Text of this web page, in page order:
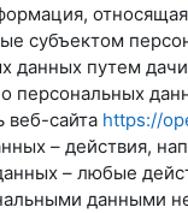
субъектом
данных путем
персональных
веб-сайта https://
– действия,
– любые
данными